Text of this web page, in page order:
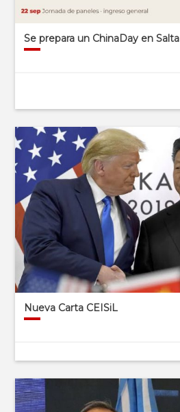
Se prepara un ChinaDay en Salta
Nueva Carta CEISiL